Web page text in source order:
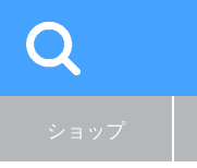
ショップ